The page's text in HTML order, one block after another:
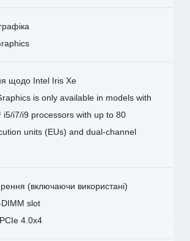
щодо Intel Iris Xe
is only available in models with
i7/i9 processors with up to 80
units (EUs) and dual-channel
(включаючи використані)
slot
4.0x4